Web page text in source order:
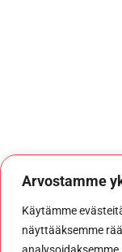
Arvostamme
Käytämme
näyttääksemme